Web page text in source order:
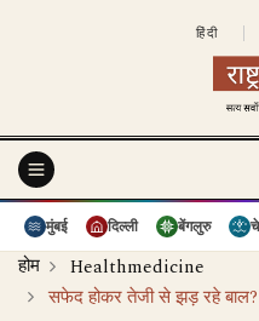
हिंदी
मुंबई दिल्ली बेंगलुरु
होम
Healthmedicine
सफेद होकर तेजी से झड़ रहे